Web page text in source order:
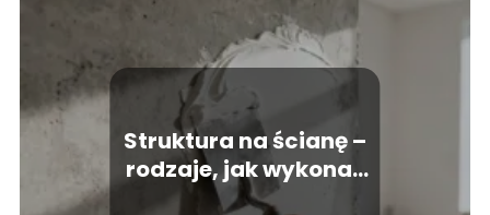
Struktura na ścianę –
rodzaje, jak wykonać
samodzielnie?